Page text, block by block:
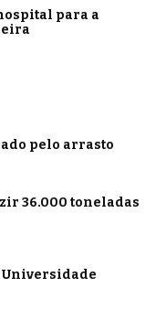
para a
pelo arrasto
36.000 toneladas
Universidade